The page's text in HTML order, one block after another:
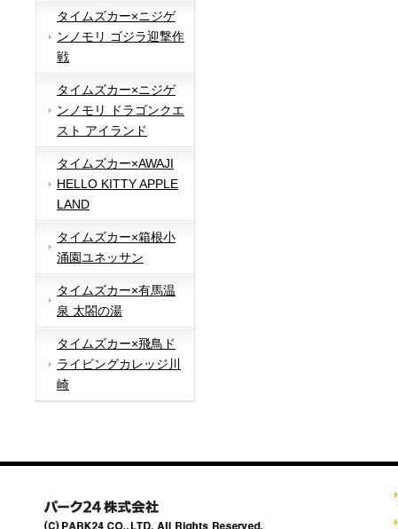
タイムズカー×ニジゲ
ンノモリ ゴジラ迎撃作
戦
タイムズカー×ニジゲ
ンノモリ ドラゴンクエ
スト アイランド
タイムズカー×AWAJI
HELLO KITTY APPLE
LAND
タイムズカー×箱根小
涌園ユネッサン
タイムズカー×有馬温
泉 太閤の湯
タイムズカー×飛鳥ド
ライビングカレッジ川
崎